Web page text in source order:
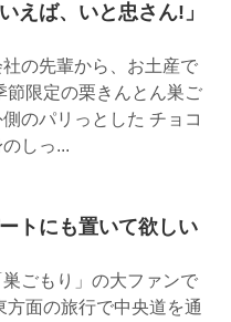
えば、いと忠さん!」
の先輩から、お土産で
節限定の栗きんとん巣ご
のパリっとした チョコ
しっ...
トにも置いて欲しい
ごもり」の大ファンで
方面の旅行で中央道を通